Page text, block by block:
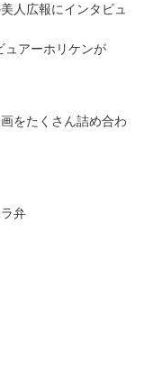
人広報にインタビュ
ュアーホリケンが
をたくさん詰め合わ
弁